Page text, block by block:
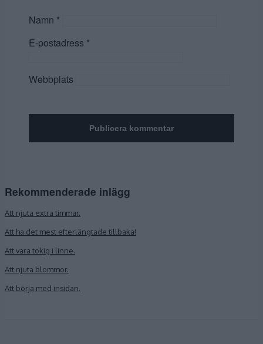
Namn *
E-postadress *
Webbplats
Rekommenderade inlägg
Att njuta extra timmar.
Att ha det mest efterlängtade tillbaka!
Att vara tokig i linne.
Att njuta blommor.
Att börja med insidan.